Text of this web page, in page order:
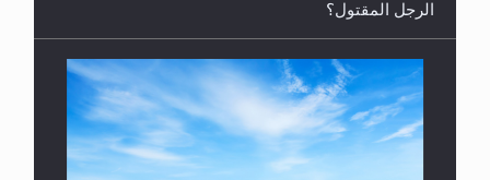
الرجل المقتول؟